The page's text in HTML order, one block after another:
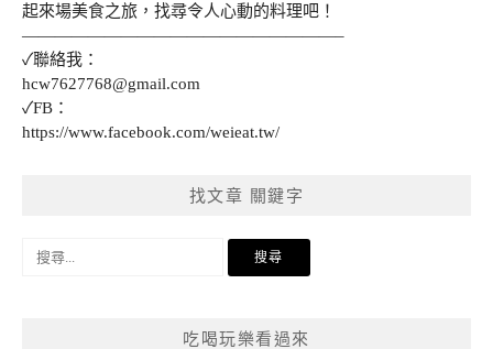
起來場美食之旅，找尋令人心動的料理吧！
———————————————————–
✓聯絡我：
hcw7627768@gmail.com
✓FB：
https://www.facebook.com/weieat.tw/
找文章 關鍵字
搜
吃喝玩樂看過來